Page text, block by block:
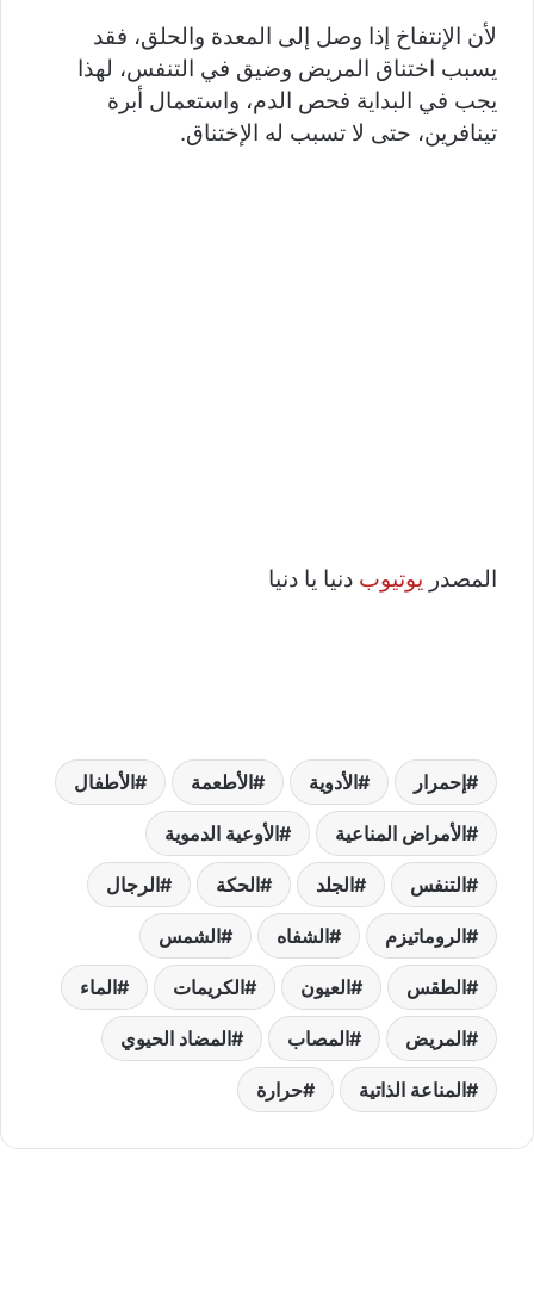
لأن الإنتفاخ إذا وصل إلى المعدة والحلق، فقد
يسبب اختناق المريض وضيق في التنفس، لهذا
يجب في البداية فحص الدم، واستعمال أبرة
تينافرين، حتى لا تسبب له الإختناق.
المصدر يوتيوب دنيا يا دنيا
إحمرار الأدوية الأطعمة الأطفال
الأمراض المناعية الأوعية الدموية
التنفس الجلد الحكة الرجال
الروماتيزم الشفاه الشمس
الطقس العيون الكريمات الماء
المريض المصاب المضاد الحيوي
المناعة الذاتية حرارة